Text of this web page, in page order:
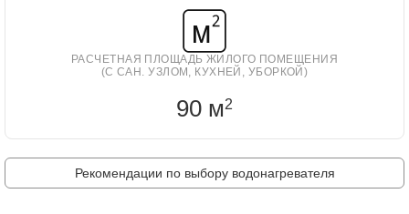
РАСЧЕТНАЯ ПЛОЩАДЬ ЖИЛОГО ПОМЕЩЕНИЯ
(С САН. УЗЛОМ, КУХНЕЙ, УБОРКОЙ)
90 м2
Рекомендации по выбору водонагревателя